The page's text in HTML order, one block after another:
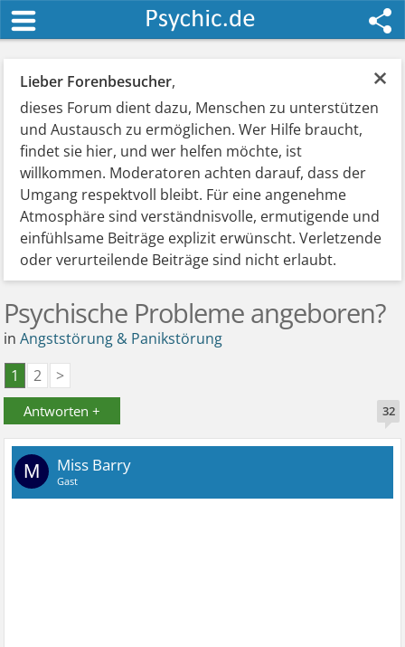
×
Lieber Forenbesucher,
dieses Forum dient dazu, Menschen zu unterstützen
und Austausch zu ermöglichen. Wer Hilfe braucht,
findet sie hier, und wer helfen möchte, ist
willkommen. Moderatoren achten darauf, dass der
Umgang respektvoll bleibt. Für eine angenehme
Atmosphäre sind verständnisvolle, ermutigende und
einfühlsame Beiträge explizit erwünscht. Verletzende
oder verurteilende Beiträge sind nicht erlaubt.
Psychische Probleme angeboren?
inAngststörung & Panikstörung
1
2 >
Antworten + 32
M Miss Barry
Gast